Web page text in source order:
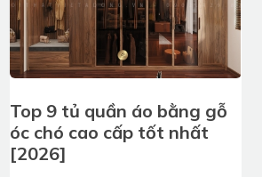
Top 9 tủ quần áo bằng gỗ
óc chó cao cấp tốt nhất
[2026]